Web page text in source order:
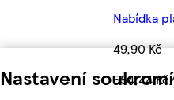
Nastavení
Nabídka
49,90 Kč
554,44